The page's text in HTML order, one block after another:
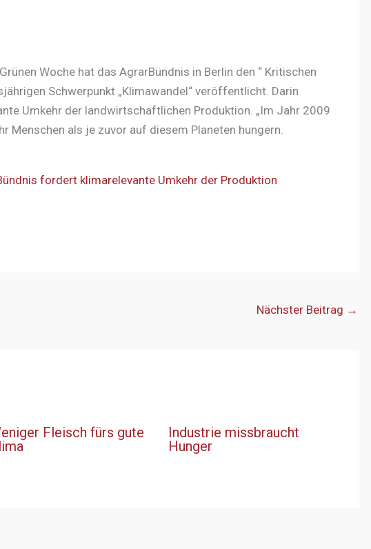
Woche hat das AgrarBündnis in Berlin den “ Kritischen
Schwerpunkt „Klimawandel“ veröffentlicht. Darin
Umkehr der landwirtschaftlichen Produktion. „Im Jahr 2009
Menschen als je zuvor auf diesem Planeten hungern.
fordert klimarelevante Umkehr der Produktion
Nächster Beitrag →
Fleisch fürs gute
Industrie missbraucht
Hunger